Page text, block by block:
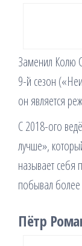
Заменил Колю
9-й сезон
он является
С 2018-ого
лучше»,
называет
побывал более
Пётр